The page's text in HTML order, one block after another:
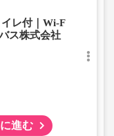
により異なりま
なります。
レ付｜Wi-F
ス株式会社
進む